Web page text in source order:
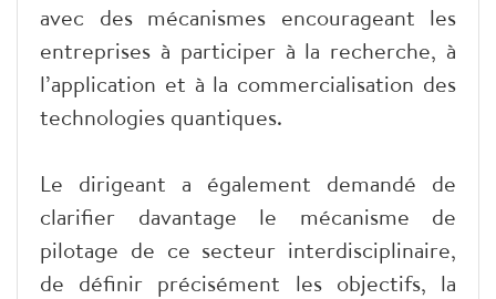
avec des mécanismes encourageant les
entreprises à participer à la recherche, à
l’application et à la commercialisation des
technologies quantiques.
Le dirigeant a également demandé de
clarifier davantage le mécanisme de
pilotage de ce secteur interdisciplinaire,
de définir précisément les objectifs, la